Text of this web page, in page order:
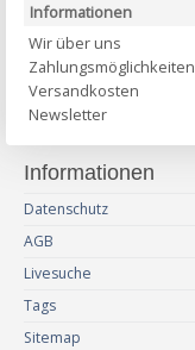
Informationen
Wir über uns
Zahlungsmöglichkeiten
Versandkosten
Newsletter
Informationen
Datenschutz
AGB
Livesuche
Tags
Sitemap